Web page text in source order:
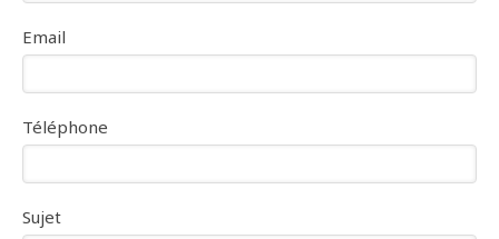
Email
Téléphone
Sujet